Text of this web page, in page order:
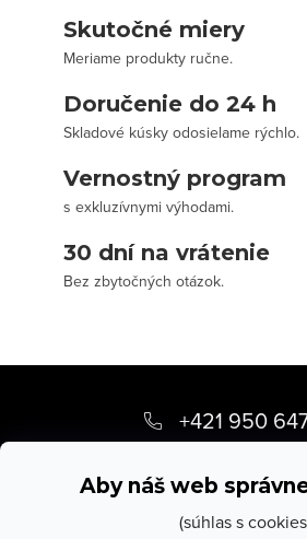
Aby náš web
(súhlas s
Skutočné miery
Meriame produkty ručne.
Doručenie do 24 h
Skladové kúsky odosielame rýchlo.
Vernostný program
s exkluzívnymi výhodami.
30 dní na vrátenie
Bez zbytočných otázok.
p
+421 950